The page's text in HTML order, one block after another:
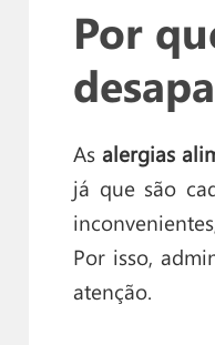
Por
As alergias
já que são
Por isso,
atenção.